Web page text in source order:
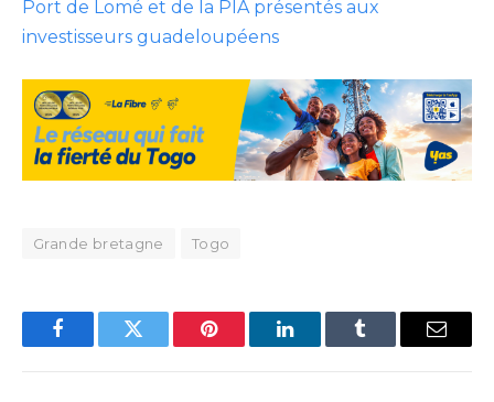
Port de Lomé et de la PIA présentés aux
investisseurs guadeloupéens
Grande bretagne Togo
FacebookTwitter Pinterest LinkedInTumblr Email